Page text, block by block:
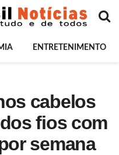
ENTRETENIMENTO
cabelos
fios com
semana